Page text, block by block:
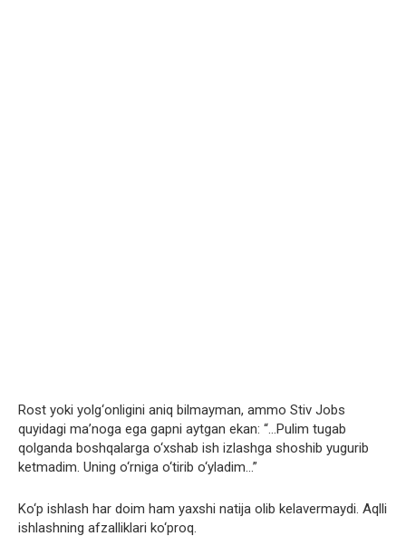
Rost yoki yolg‘onligini aniq bilmayman, ammo Stiv Jobs
quyidagi ma’noga ega gapni aytgan ekan: “…Pulim tugab
qolganda boshqalarga o‘xshab ish izlashga shoshib yugurib
ketmadim. Uning o‘rniga o‘tirib o‘yladim…”
Ko‘p ishlash har doim ham yaxshi natija olib kelavermaydi. Aqlli
ishlashning afzalliklari ko‘proq.